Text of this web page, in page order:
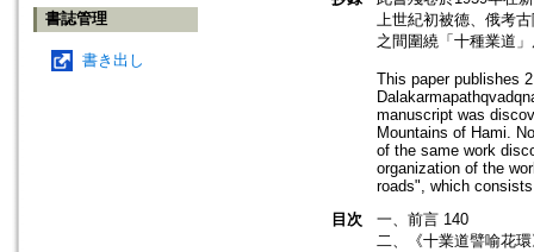
書誌管理
書き出し
上世紀初被德、俄考
之間圍繞「十種業道
This paper publishes
manuscript was
Mountains of Hami.
of the same work
organization of the
roads", which
目次
一、前言 140
二、《十業道譬喻花